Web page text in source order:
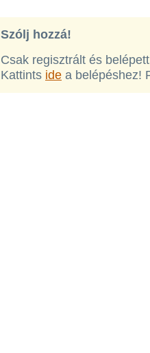
Szólj hozzá!
Csak regisztrált és
Kattints ide a belépéshez!